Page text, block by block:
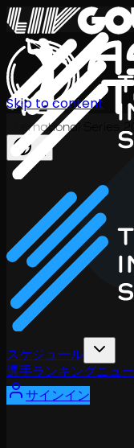
International Series
スケジュール
選手ランキングニュ
サインイン
Skip to content